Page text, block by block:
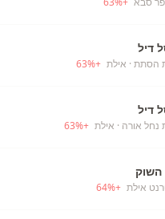
דיל
הסתת · אילת +
63%
דיל
נחל אורה · אילת +
63%
השוק
+
64%